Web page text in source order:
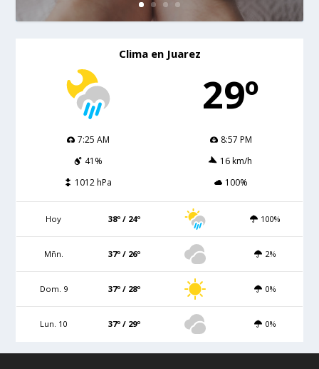
Clima en Juarez
29º
7:25 AM
8:57 PM
41%
16 km/h
1012 hPa
100%
Hoy 38º / 24º 100%
Mñn. 37º / 26º 2%
Dom. 9 37º / 28º 0%
Lun. 10 37º / 29º 0%